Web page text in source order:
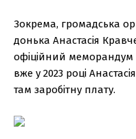
Зокрема, громадська
донька Анастасія
офіційний меморандум
вже у 2023 році
там заробітну плату.